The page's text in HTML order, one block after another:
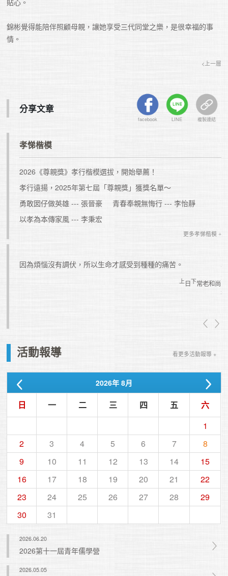
孝悌楷模
2026《尊親獎》孝行楷模選拔，開始舉薦！
孝行遠揚，2025年第七屆「尊親獎」獲獎名單～
勇敢囡仔做英雄 --- 張晉豪
青春奉親無悔行 --- 李怡靜
以孝為本傳家風 --- 李秉宏
更多孝悌楷模 +
分享文章
facebook LINE 複製連結
錦彬覺得能陪伴照顧母親，讓她享受三代同堂之樂，是很幸福的事
情。
<上一層
因為煩惱沒有調伏，所以生命才感受到種種的痛苦。
上 日下常老和尚
活動報導 看更多活動報導 +
2026年 8月
日 一 二 三 四 五
六
1
2
3 4 5 6 7
8
9
10 11 12 13 14
15
16
17 18 19 20 21
22
23
24 25 26 27 28
29
30
31
2026.06.20
2026第十一屆青年儒學營
2026.05.05